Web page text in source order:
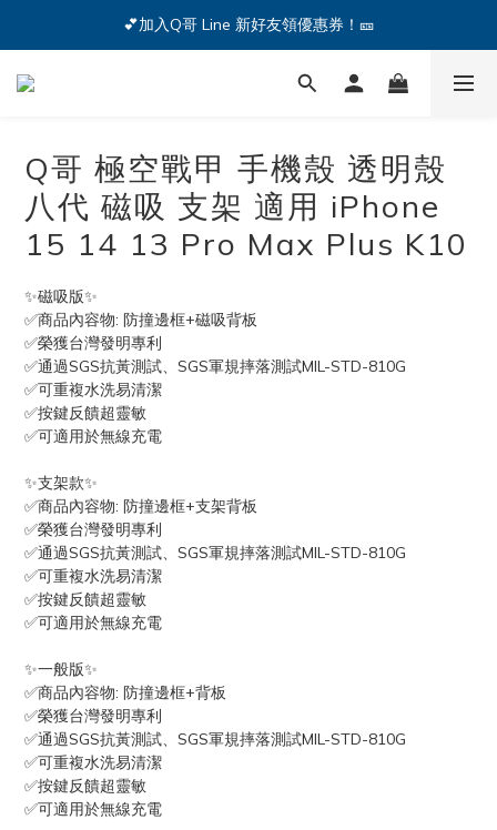
🔥iPhone 17 全系列熱銷中🔥點我購買 — !
💕加入Q哥 Line 新好友領優惠券！🎫
🔥iPhone 17 全系列熱銷中🔥點我購買 — !
Q哥 極空戰甲 手機殼 透明殼
八代 磁吸 支架 適用 iPhone
15 14 13 Pro Max Plus K10
✨磁吸版✨
✅商品內容物: 防撞邊框+磁吸背板
✅榮獲台灣發明專利
✅通過SGS抗黃測試、SGS軍規摔落測試MIL-STD-810G
✅可重複水洗易清潔
✅按鍵反饋超靈敏
✅可適用於無線充電
✨支架款✨
✅商品內容物: 防撞邊框+支架背板
✅榮獲台灣發明專利
✅通過SGS抗黃測試、SGS軍規摔落測試MIL-STD-810G
✅可重複水洗易清潔
✅按鍵反饋超靈敏
✅可適用於無線充電
✨一般版✨
✅商品內容物: 防撞邊框+背板
✅榮獲台灣發明專利
✅通過SGS抗黃測試、SGS軍規摔落測試MIL-STD-810G
✅可重複水洗易清潔
✅按鍵反饋超靈敏
✅可適用於無線充電